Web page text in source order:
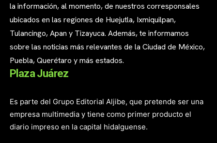
la información, al momento, de nuestros corresponsales
ubicados en las regiones de Huejutla, Ixmiquilpan,
Tulancingo, Apan y Tizayuca. Además, te informamos
sobre las noticias más relevantes de la Ciudad de México,
Puebla, Querétaro y más estados.
Plaza Juárez
Es parte del Grupo Editorial Aljibe, que pretende ser una
empresa multimedia y tiene como primer producto el
diario impreso en la capital hidalguense.